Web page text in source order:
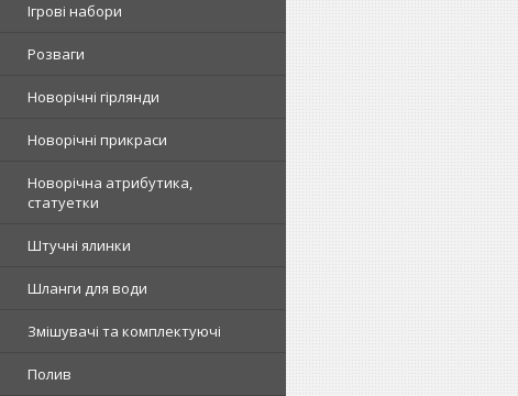
Ігрові набори
Розваги
Новорічні гірлянди
Новорічні прикраси
Новорічна атрибутика,
статуетки
Штучні ялинки
Шланги для води
Змішувачі та комплектуючі
Полив